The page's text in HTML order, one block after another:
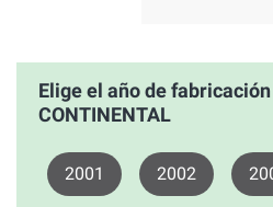
Elige el año de fabricación
CONTINENTAL
2001 2002